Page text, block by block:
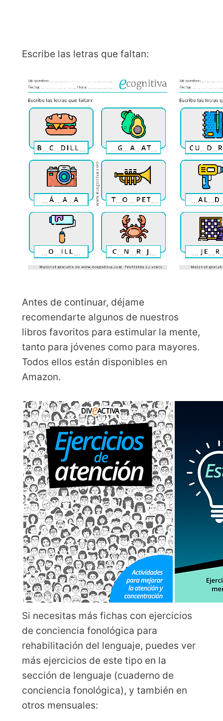
Escribe las letras que faltan:
Antes de continuar, déjame
recomendarte algunos de nuestros
libros favoritos para estimular la mente,
tanto para jóvenes como para mayores.
Todos ellos están disponibles en
Amazon.
Si necesitas más fichas con ejercicios
de conciencia fonológica para
rehabilitación del lenguaje, puedes ver
más ejercicios de este tipo en la
sección de lenguaje (cuaderno de
conciencia fonológica), y también en
otros mensuales: